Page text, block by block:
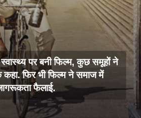
पर बनी फिल्म, कुछ समूहों ने
फिर भी फिल्म ने समाज में
फैलाई.